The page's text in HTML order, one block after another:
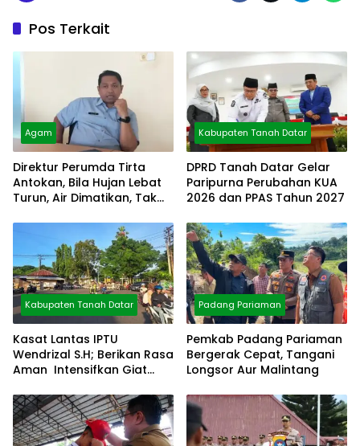
Pos Terkait
Agam
Direktur Perumda Tirta
Antokan, Bila Hujan Lebat
Turun, Air Dimatikan, Tak
Kabupaten Tanah Datar
DPRD Tanah Datar Gelar
Paripurna Perubahan KUA
2026 dan PPAS Tahun 2027
Kabupaten Tanah Datar
Kasat Lantas IPTU
Wendrizal S.H; Berikan Rasa
Aman Intensifkan Giat
Padang Pariaman
Pemkab Padang Pariaman
Bergerak Cepat, Tangani
Longsor Aur Malintang